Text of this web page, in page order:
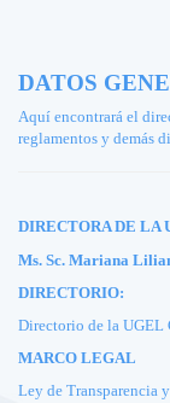
DATOS
Aquí encontrará el
reglamentos y demás
DIRECTORA DE LA
Ms. Sc. Mariana
DIRECTORIO:
Directorio de la UGEL
MARCO LEGAL
Ley de Transparencia